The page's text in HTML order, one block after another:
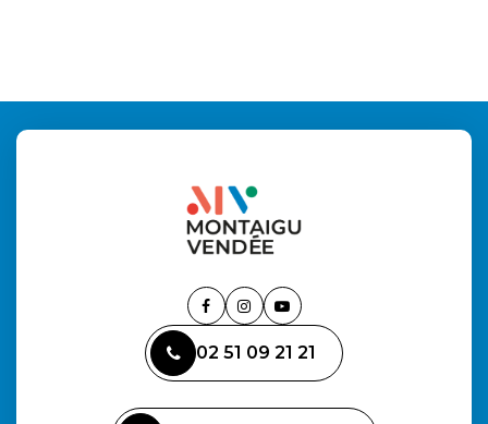
Lien
le
compte
Lien
le
compte
Lien
la
chaîne
02 51 09 21 21